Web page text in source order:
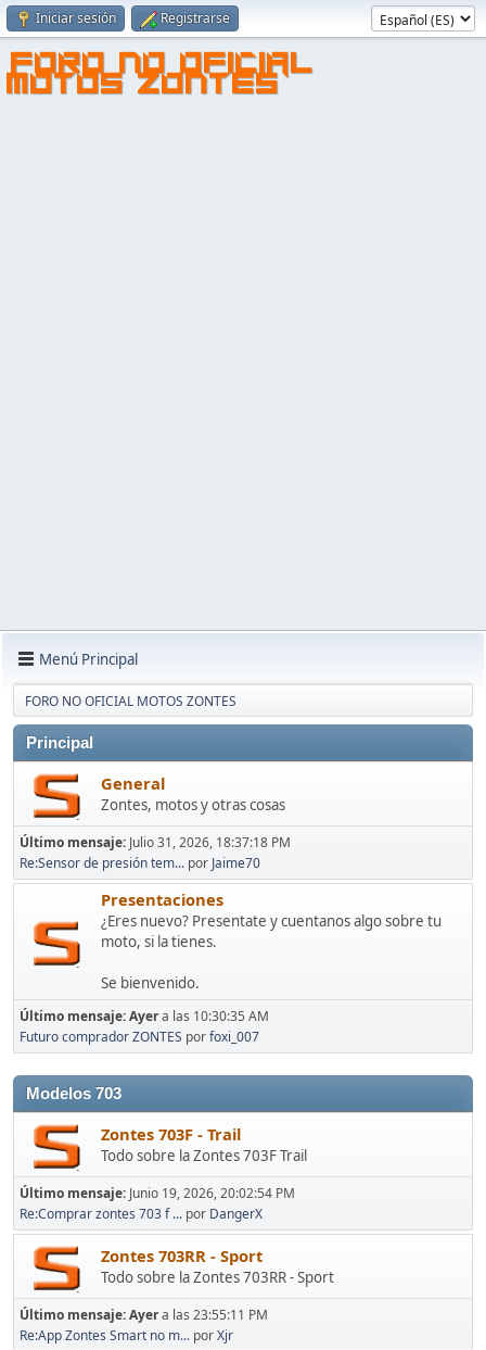
Iniciar sesión Registrarse
FORO NO OFICIAL
MOTOS ZONTES
Menú Principal
FORO NO OFICIAL MOTOS ZONTES
Principal
General
Zontes, motos y otras cosas
Último mensaje: Julio 31, 2026, 18:37:18 PM
Re:Sensor de presión tem... por Jaime70
Presentaciones
¿Eres nuevo? Presentate y cuentanos algo sobre tu
moto, si la tienes.
Se bienvenido.
Último mensaje:Ayera las 10:30:35 AM
Futuro comprador ZONTES porfoxi_007
Modelos 703
Zontes 703F - Trail
Todo sobre la Zontes 703F Trail
Último mensaje: Junio 19, 2026, 20:02:54 PM
Re:Comprar zontes 703 f ... por DangerX
Zontes 703RR - Sport
Todo sobre la Zontes 703RR - Sport
Último mensaje:Ayera las 23:55:11 PM
Re:App Zontes Smart no m... porXjr